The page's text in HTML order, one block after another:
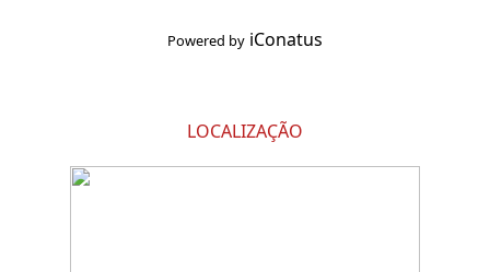
Powered by iConatus
LOCALIZAÇÃO